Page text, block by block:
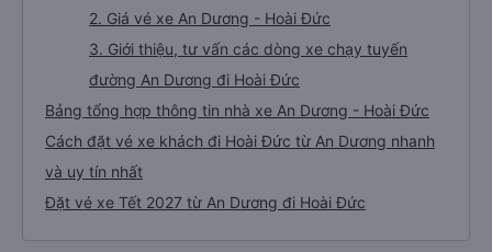
2. Giá vé xe An Dương - Hoài Đức
3. Giới thiệu, tư vấn các dòng xe chạy tuyến
đường An Dương đi Hoài Đức
Bảng tổng hợp thông tin nhà xe An Dương - Hoài Đức
Cách đặt vé xe khách đi Hoài Đức từ An Dương nhanh
và uy tín nhất
Đặt vé xe Tết 2027 từ An Dương đi Hoài Đức